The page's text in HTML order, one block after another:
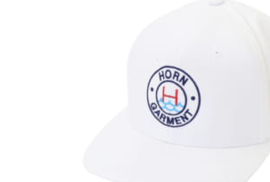
オンラインストアでみる